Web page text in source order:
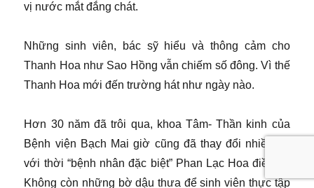
vị nước mắt đắng chát.
Những sinh viên, bác sỹ hiểu và thông cảm cho
Thanh Hoa như Sao Hồng vẫn chiếm số đông. Vì thế
Thanh Hoa mới đến trường hát như ngày nào.
Hơn 30 năm đã trôi qua, khoa Tâm- Thần kinh của
Bệnh viện Bạch Mai giờ cũng đã thay đổi nhiều so
với thời “bệnh nhân đặc biệt” Phan Lạc Hoa điều trị.
Không còn những bờ dậu thưa để sinh viên thực tập